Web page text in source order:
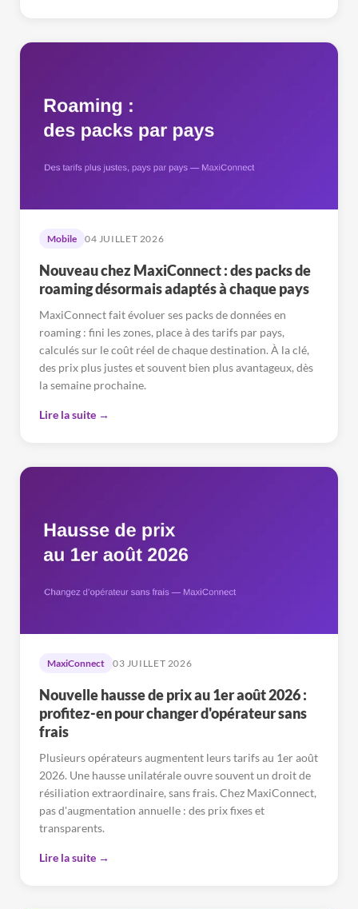
Mobile 04 JUILLET 2026
Nouveau chez MaxiConnect : des packs de
roaming désormais adaptés à chaque pays
MaxiConnect fait évoluer ses packs de données en
roaming : fini les zones, place à des tarifs par pays,
calculés sur le coût réel de chaque destination. À la clé,
des prix plus justes et souvent bien plus avantageux, dès
la semaine prochaine.
Lire la suite →
MaxiConnect 03 JUILLET 2026
Nouvelle hausse de prix au 1er août 2026 :
profitez-en pour changer d'opérateur sans
frais
Plusieurs opérateurs augmentent leurs tarifs au 1er août
2026. Une hausse unilatérale ouvre souvent un droit de
résiliation extraordinaire, sans frais. Chez MaxiConnect,
pas d'augmentation annuelle : des prix fixes et
transparents.
Lire la suite →